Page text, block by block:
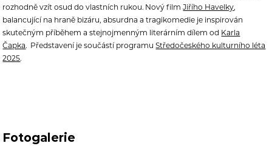
rozhodně vzít osud do vlastních rukou. Nový filmJiřího Havelky,
balancující na hraně bizáru, absurdna a tragikomedie je inspirován
skutečným příběhem a stejnojmenným literárním dílem od Karla
Čapka. Představení je součástí programuStředočeského kulturního léta
2025.
Fotogalerie